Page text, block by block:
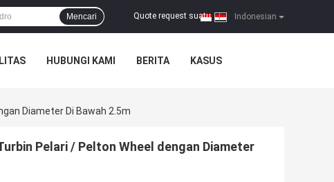
Indonesian
Quote request suatu |
Mencari
HUBUNGI KAMI BERITA KASUS
Diameter Di Bawah 2.5m
Pelari / Pelton Wheel dengan Diameter